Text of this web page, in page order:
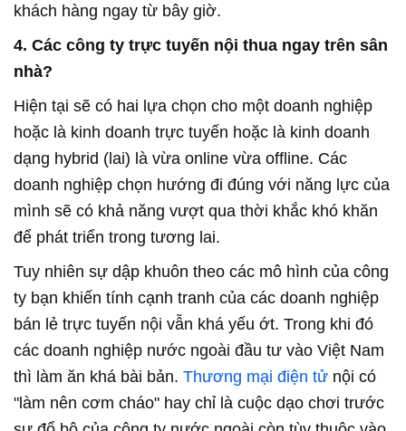
khách hàng ngay từ bây giờ.
4. Các công ty trực tuyến nội thua ngay trên sân
nhà?
Hiện tại sẽ có hai lựa chọn cho một doanh nghiệp
hoặc là kinh doanh trực tuyến hoặc là kinh doanh
dạng hybrid (lai) là vừa online vừa offline. Các
doanh nghiệp chọn hướng đi đúng với năng lực của
mình sẽ có khả năng vượt qua thời khắc khó khăn
để phát triển trong tương lai.
Tuy nhiên sự dập khuôn theo các mô hình của công
ty bạn khiến tính cạnh tranh của các doanh nghiệp
bán lẻ trực tuyến nội vẫn khá yếu ớt. Trong khi đó
các doanh nghiệp nước ngoài đầu tư vào Việt Nam
thì làm ăn khá bài bản. Thương mại điện tử nội có
"làm nên cơm cháo" hay chỉ là cuộc dạo chơi trước